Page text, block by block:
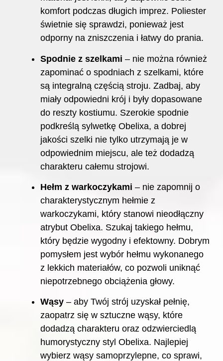
komfort podczas długich imprez. Poliester
świetnie się sprawdzi, ponieważ jest
odporny na zniszczenia i łatwy do prania.
Spodnie z szelkami – nie można również
zapominać o spodniach z szelkami, które
są integralną częścią stroju. Zadbaj, aby
miały odpowiedni krój i były dopasowane
do reszty kostiumu. Szerokie spodnie
podkreślą sylwetkę Obelixa, a dobrej
jakości szelki nie tylko utrzymają je w
odpowiednim miejscu, ale też dodadzą
charakteru całemu strojowi.
Hełm z warkoczykami – nie zapomnij o
charakterystycznym hełmie z
warkoczykami, który stanowi nieodłączny
atrybut Obelixa. Szukaj takiego hełmu,
który będzie wygodny i efektowny. Dobrym
pomysłem jest wybór hełmu wykonanego
z lekkich materiałów, co pozwoli uniknąć
niepotrzebnego obciążenia głowy.
Wąsy – aby Twój strój uzyskał pełnię,
zaopatrz się w sztuczne wąsy, które
dodadzą charakteru oraz odzwierciedlą
humorystyczny styl Obelixa. Najlepiej
wybierz wąsy samoprzylepne, co sprawi,